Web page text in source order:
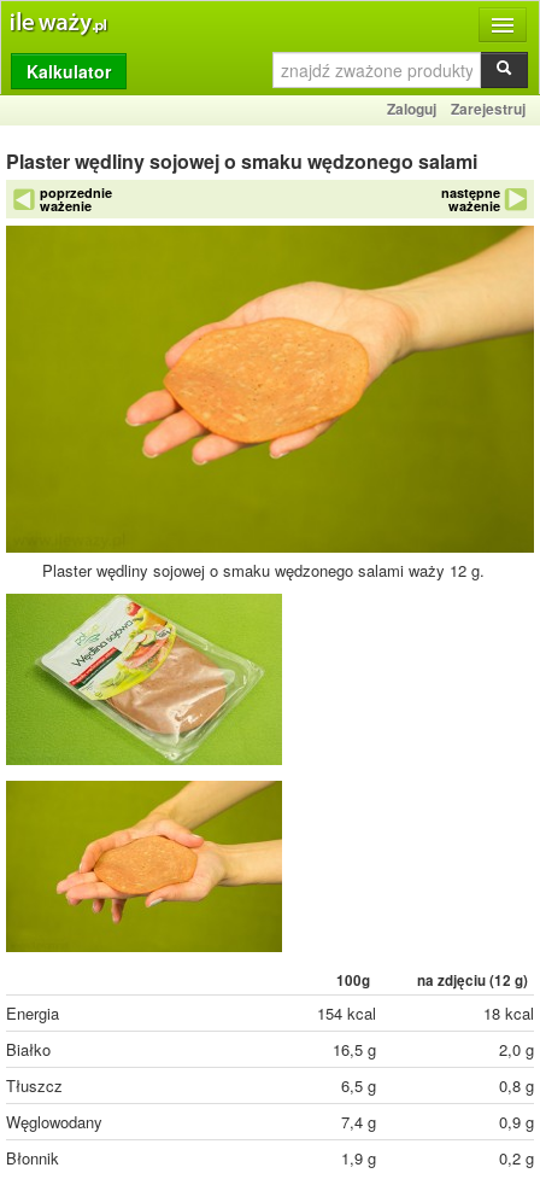
Produkty
Dziennik
Przelicznik
Porównywarka
Kalkulator
Zaloguj Zarejestruj
Plaster wędliny sojowej o smaku wędzonego salami
poprzednie
ważenie
następne
ważenie
Plaster wędliny sojowej o smaku wędzonego salami waży 12 g.
100g na zdjęciu (12 g)
Energia 154 kcal
18 kcal
Białko
16,5 g
2,0 g
Tłuszcz
6,5 g
0,8 g
Węglowodany
7,4 g
0,9 g
Błonnik
1,9 g 0,2 g